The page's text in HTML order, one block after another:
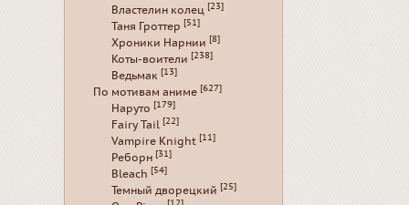
Властелин колец [23]
Таня Гроттер [51]
Хроники Нарнии [8]
Коты-воители [238]
Ведьмак [13]
По мотивам аниме [627]
Наруто [179]
Fairy Tail [22]
Vampire Knight [11]
Реборн [31]
Bleach [54]
Темный дворецкий [25]